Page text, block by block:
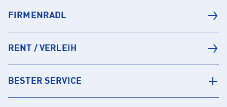
FIRMENRADL
RENT / VERLEIH
BESTER SERVICE